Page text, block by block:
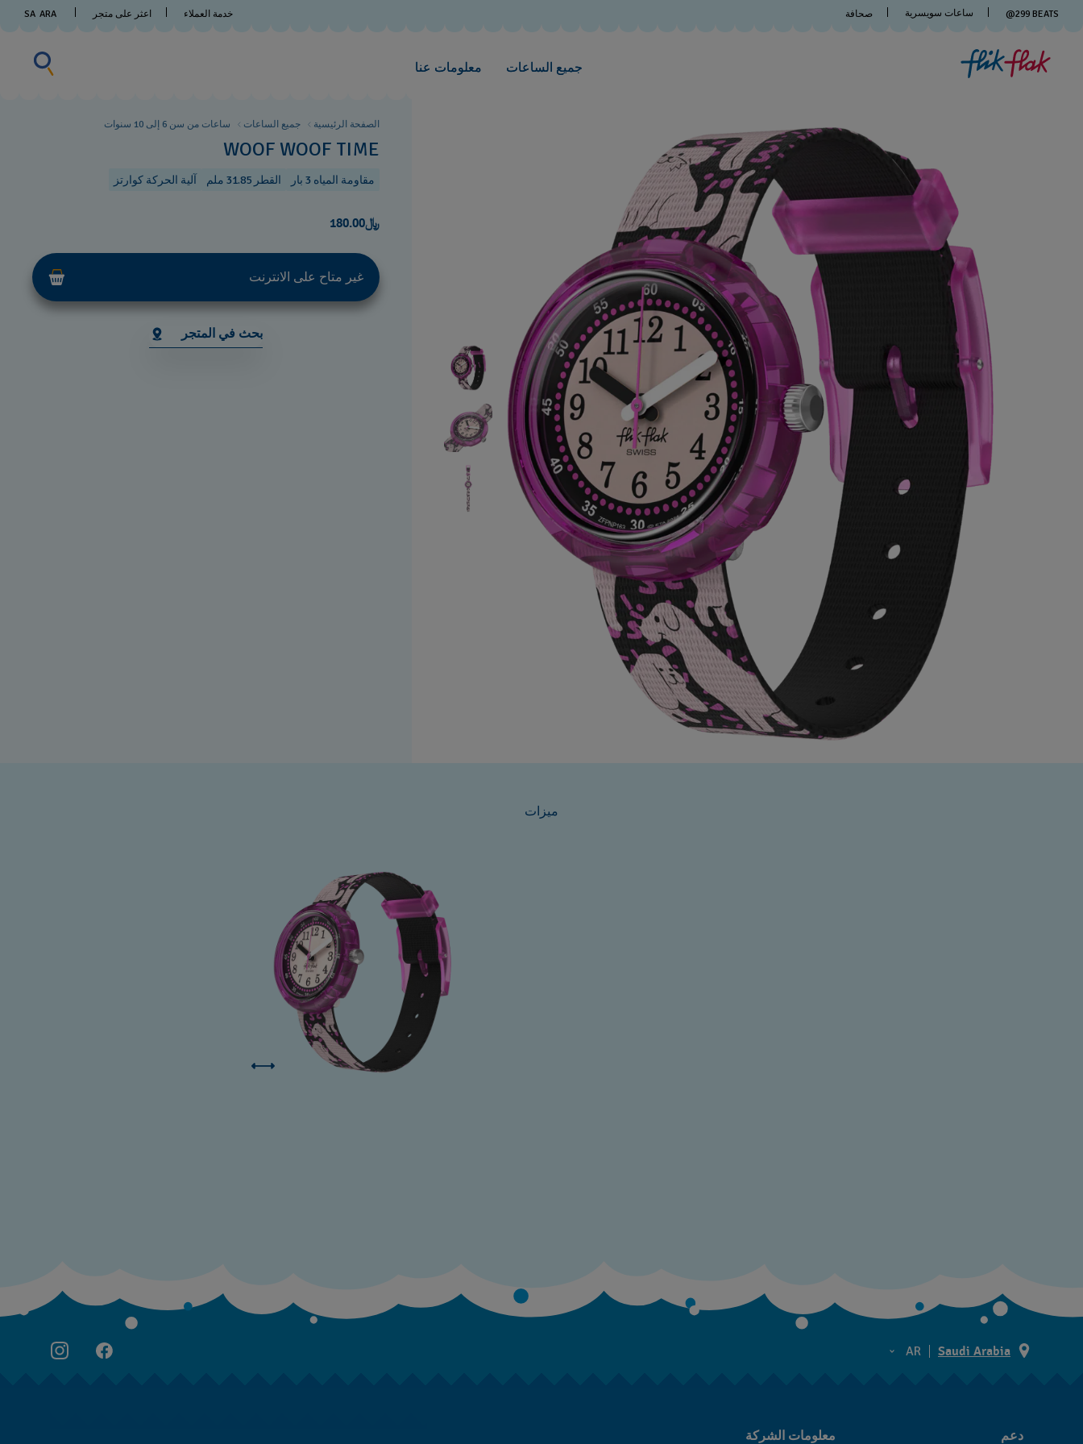
@299 BEATS ساعات سويسرية صحافة خدمة العملاء اعثر على متجر ARA
SA
جميع الساعات معلومات عنا
البحث
عن
شيء
الصفحة الرئيسية جميع الساعات ساعات من سن 6 إلى 10 سنوات
WOOF WOOF TIME
مقاومة المياه 3 بار القطر 31.85 ملم آلية الحركة كوارتز
﷼180.00
غير متاح على الانترنت
بحث في المتجر
ميزات
Saudi Arabia
AR
دعم
معلومات الشركة